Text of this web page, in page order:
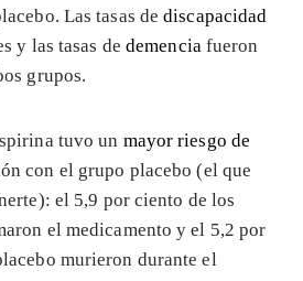
Las tasas dediscapacidad
y las tasas de demencia fueron
grupos.
tuvo un mayor riesgo de
con el grupo placebo (el que
el 5,9 por ciento de los
el medicamento y el 5,2 por
murieron durante el